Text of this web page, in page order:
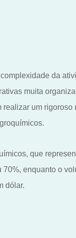
da
muita
um rigoroso
que
enquanto o
dólar.